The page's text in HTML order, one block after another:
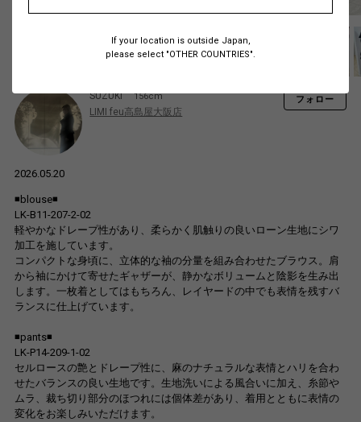
If your location is outside Japan,
please select "OTHER COUNTRIES".
SUZUKI 156cm
LIMI feu高島屋大阪店
フォロー
2026.05.20
◾️blouse◾️
LK-B11-207-2-02
軽やかなドレープ性があり、柔らかく肌触りの良いローン生地にシワ
加工を施しています。
コンパクトな身頃に、立体的な袖の分量を組み合わせたブラウス。肩
から袖にかけて寄せたギャザーが、静かなボリュームと陰影を生み出
します。一枚着としてはもちろん、レイヤードの中でも表情を残すバ
ランスに仕上げています。
◾️pants◾️
LK-P14-209-1-02
セルロースの艶とドレープ性に、麻のナチュラルな表情とハリを合わ
せたバランスの良い生地です。生地洗いによる風合いに加え、糸節や
ムラ、裁ち切り部分のほつれには個体差があり、着用とともに表情の
変化をお楽しみいただけます。